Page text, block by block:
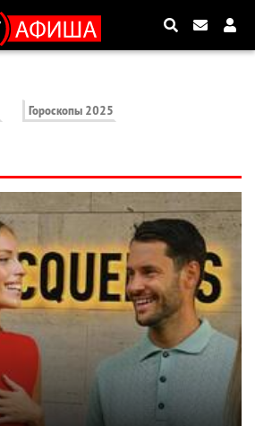
Гороскопы 2025